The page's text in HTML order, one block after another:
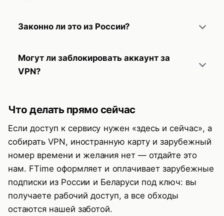
до первого входа на сайт, а не после того,
подарочные карты (Apple, Steam, Google
пополняете баланс — и платите с него. Для
ChatGPT, Claude, Adobe, Freepik так не
посредника вроде FTime.
Законно ли это из России?
геоблокировку зарубежных сервисов для
личного пользования. Со стороны самого
аккаунта. Уголовного преследования нет.
Могут ли заблокировать аккаунт за
VPN?
VPN США, но русский язык и московское
странами. Если VPN стабильный, а язык,
время и карта совпадают со страной
подключения — риск минимальный. За сам
факт VPN не банят.
Что делать прямо сейчас
Если доступ к сервису нужен «здесь и сейчас», а
собирать VPN, иностранную карту и зарубежный
номер времени и желания нет — отдайте это
нам. FTime оформляет и оплачивает зарубежные
подписки из России и Беларуси под ключ: вы
получаете рабочий доступ, а все обходы
остаются нашей заботой.